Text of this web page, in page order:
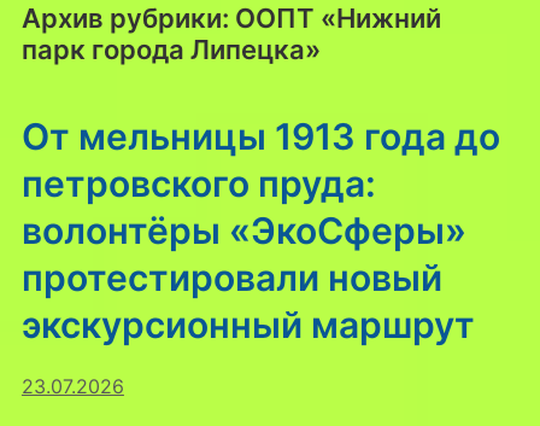
Архив рубрики: ООПТ «Нижний
парк города Липецка»
От мельницы 1913 года до
петровского пруда:
волонтёры «ЭкоСферы»
протестировали новый
экскурсионный маршрут
23.07.2026